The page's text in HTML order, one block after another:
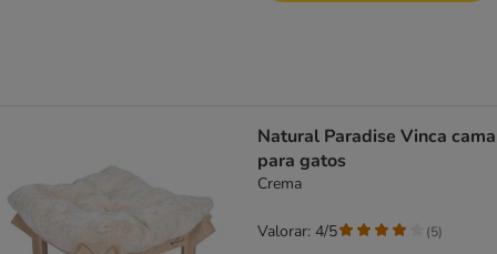
Natural Paradise Vinca cama
para gatos
Crema
Valorar: 4/5 (5)